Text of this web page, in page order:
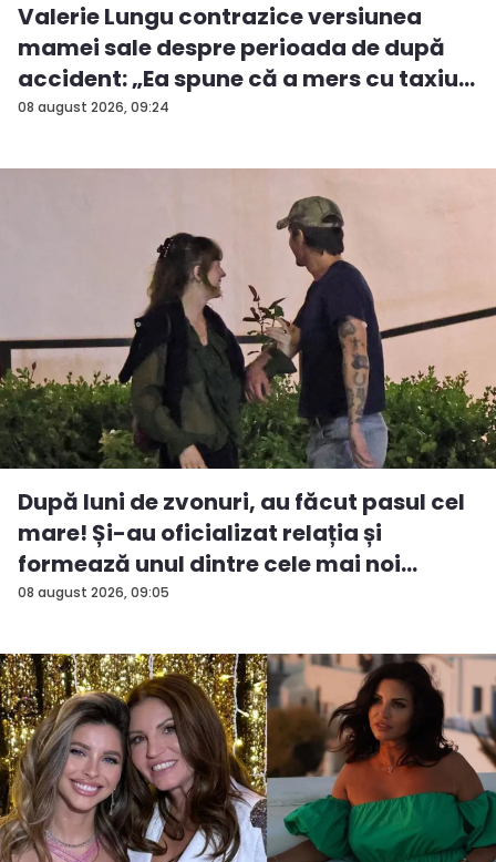
08 august 2026, 09:24
Valerie Lungu contrazice versiunea
mamei sale despre perioada de după
accident: „Ea spune că a mers cu taxiu...
08 august 2026, 09:05
După luni de zvonuri, au făcut pasul cel
mare! Și-au oficializat relația și
formează unul dintre cele mai noi
cuplu...